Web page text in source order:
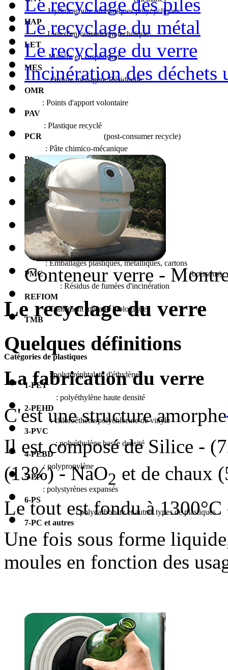
HAP: Hydrocarbure aromatiques polycycliques
LET: Lieu d'enfouissement technique
MES: Matière en suspension
OMR: Ordure ménagère Résiduelle
PAV : Points d'apport volontaire
PCR : Plastique recyclé (post-consumer recycle)
PCM: Pâte chimico-mécanique
PCTM: pâte chimico-thermomécaniques
PMM: Pâte mécanique sur meule
PMR: Pâte mécanique de raffineur
PTM: Pâte thermomécanique
PMC: Emballages plastiques, métalliques, cartons(boissons)
REFIOM : Résidus de fumées d'incinération
TMB : Traitement mécano biologique
Catégories de plastiques
1-PET: polytéréphtalate d'éthylène
2-PEHD : polyéthylène haute densité
3-PVC: chloroéthène/polychlorure de vinyle
4-PEBD: polyéthylène basse densité
5-PP: polypropylène
6-PS : polystyrènes expansés
7-PC et autres: polycarbonate et autres types de plastiques
Le recyclage des piles
Le recyclage du métal
Le recyclage du verre
Incinération des déchets
Conteneur verre -
Le recyclage du verre
Quelques définitions
La fabrication du verre
C'est une structure amorphe
Il est composé de Silice -
(13%) - NaO2 et de chaux
Le tout est fondu à
Une fois sous forme
moules en fonction des